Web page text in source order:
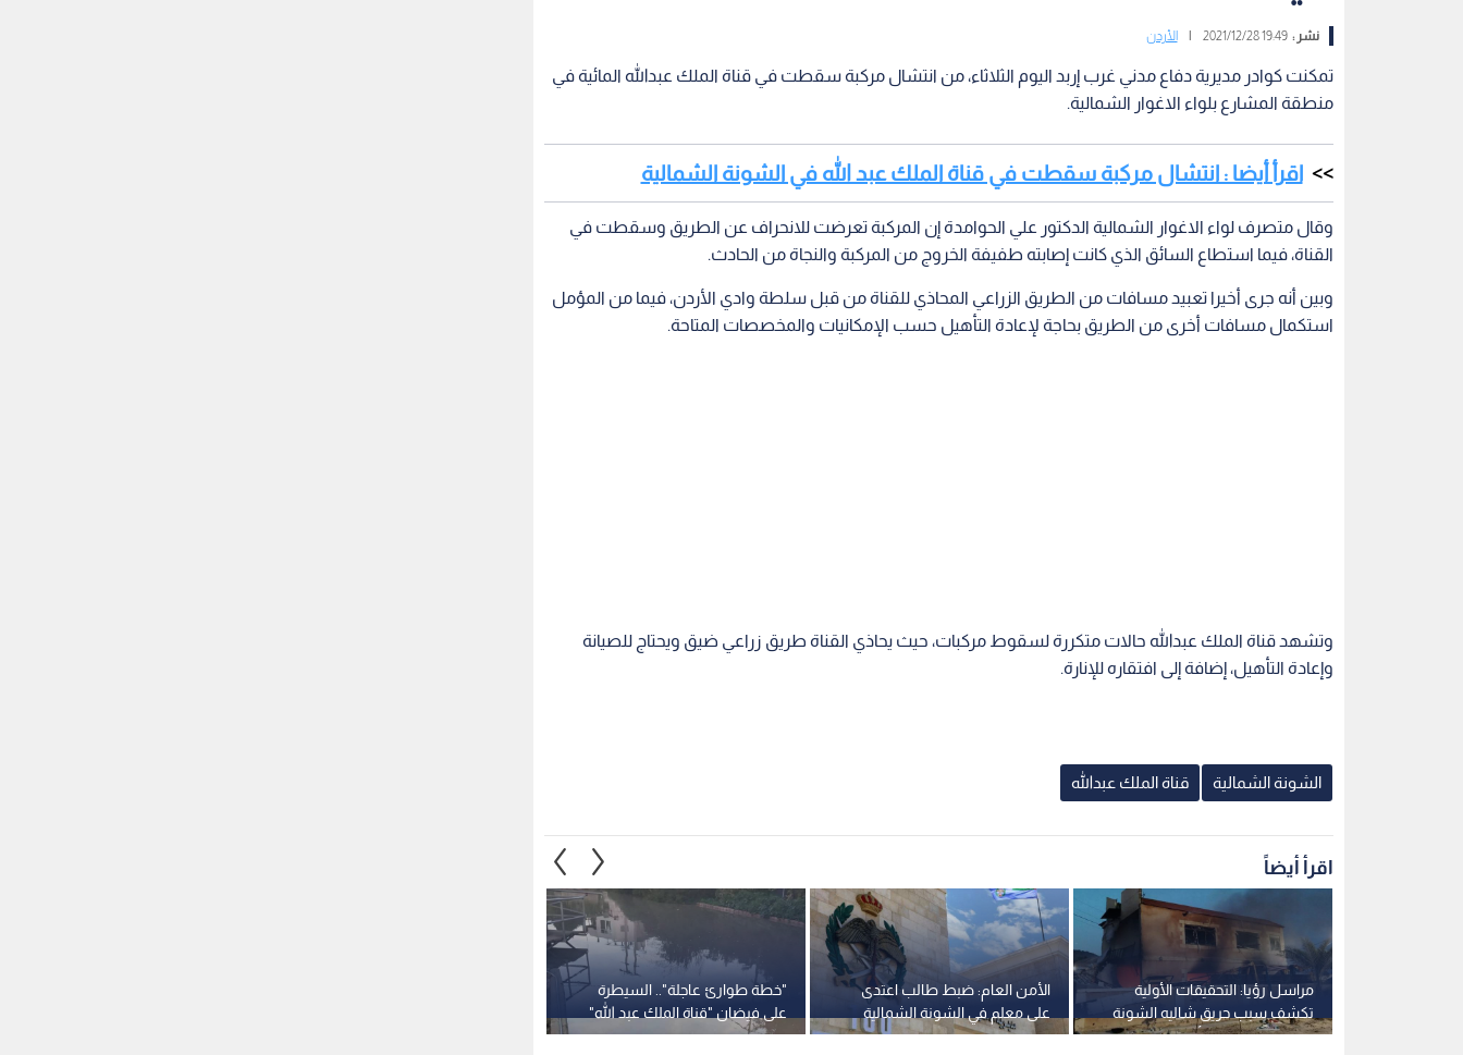
نشر :19:49 2021/12/28 الأردن
تمكنت كوادر مديرية دفاع مدني غرب إربد اليوم الثلاثاء، من انتشال مركبة سقطت في قناة الملك عبدالله المائية في
منطقة المشارع بلواء الاغوار الشمالية.
اقرأ أيضا : انتشال مركبة سقطت في قناة الملك عبد الله في الشونة الشمالية
وقال متصرف لواء الاغوار الشمالية الدكتور علي الحوامدة إن المركبة تعرضت للانحراف عن الطريق وسقطت في
القناة، فيما استطاع السائق الذي كانت إصابته طفيفة الخروج من المركبة والنجاة من الحادث.
وبين أنه جرى أخيرا تعبيد مسافات من الطريق الزراعي المحاذي للقناة من قبل سلطة وادي الأردن، فيما من المؤمل
استكمال مسافات أخرى من الطريق بحاجة لإعادة التأهيل حسب الإمكانيات والمخصصات المتاحة.
وتشهد قناة الملك عبدالله حالات متكررة لسقوط مركبات، حيث يحاذي القناة طريق زراعي ضيق ويحتاج للصيانة
وإعادة التأهيل، إضافة إلى افتقاره للإنارة.
الشونة الشمالية قناة الملك عبدالله
اقرأ أيضاً
"خطة طوارئ عاجلة".. السيطرة
على فيضان "قناة الملك عبد الله"
وحماية المنازل في الشونة
الأمن العام: ضبط طالب اعتدى
على معلم في الشونة الشمالية
مراسل رؤيا: التحقيقات الأولية
تكشف سبب حريق شاليه الشونة
الشمالية وإصابة 8 أشخاص